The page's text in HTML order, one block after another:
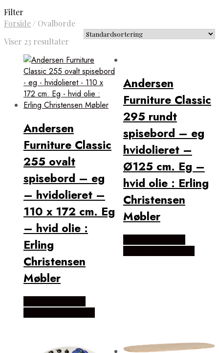
Filter
Forside/ Ovalborde
Viser 23 resultater
Andersen
Furniture Classic
255 ovalt
spisebord – eg
– hvidolieret –
110 x 172 cm. Eg
– hvid olie :
Erling
Christensen
Møbler
Andersen
Furniture Classic
295 rundt
spisebord – eg
hvidolieret –
Ø125 cm. Eg –
hvid olie : Erling
Christensen
Møbler